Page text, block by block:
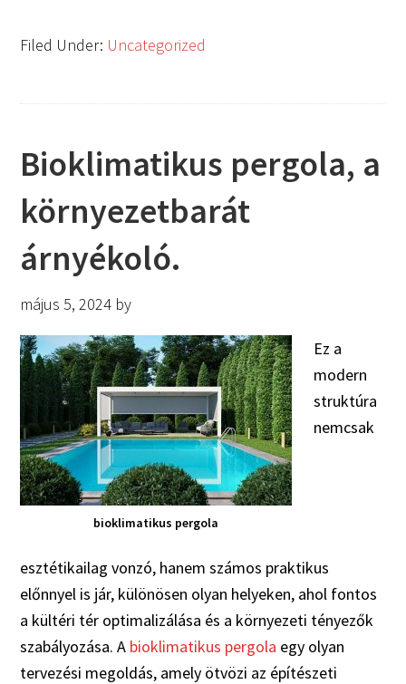
Filed Under: Uncategorized
Bioklimatikus pergola, a
környezetbarát
árnyékoló.
május 5, 2024 by
bioklimatikus pergola
Ez a
modern
struktúra
nemcsak
esztétikailag vonzó, hanem számos praktikus
előnnyel is jár, különösen olyan helyeken, ahol fontos
a kültéri tér optimalizálása és a környezeti tényezők
szabályozása. A bioklimatikus pergola egy olyan
tervezési megoldás, amely ötvözi az építészeti